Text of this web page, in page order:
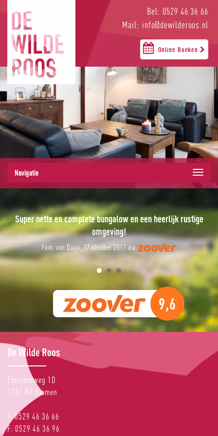
Bel: 0529 46 36 66
Mail: info@dewilderoos.nl
Online Boeken
Navigatie
Super nette en complete bungalow en een heerlijk rustige
omgeving!
Fam. van Duijn, 17 oktober 2017 via
9,6
De Wilde Roos
Emslandweg 1D
7731 RP Ommen
T:0529 46 36 66
F: 0529 46 36 96